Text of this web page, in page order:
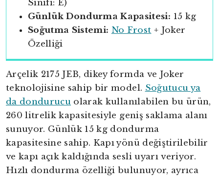
Sınıfı: E)
Günlük Dondurma Kapasitesi: 15 kg
Soğutma Sistemi: No Frost + Joker
Özelliği
Arçelik 2175 JEB, dikey formda ve Joker
teknolojisine sahip bir model. Soğutucu ya
da dondurucu olarak kullanılabilen bu ürün,
260 litrelik kapasitesiyle geniş saklama alanı
sunuyor. Günlük 15 kg dondurma
kapasitesine sahip. Kapı yönü değiştirilebilir
ve kapı açık kaldığında sesli uyarı veriyor.
Hızlı dondurma özelliği bulunuyor, ayrıca